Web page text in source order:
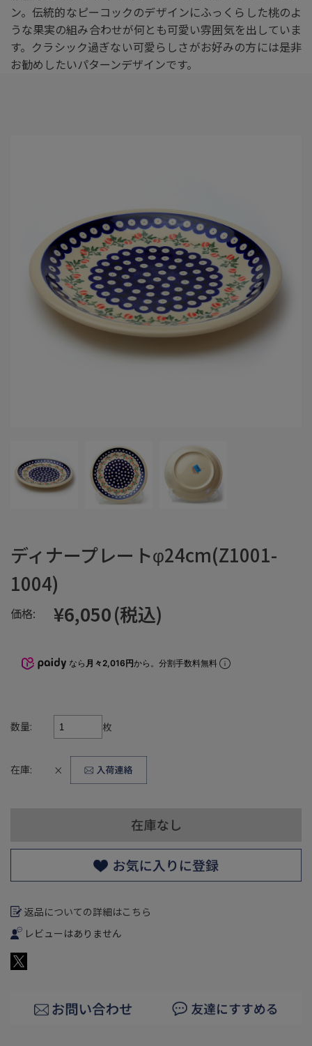
ン。伝統的なピーコックのデザインにふっくらした桃のよ
うな果実の組み合わせが何とも可愛い雰囲気を出していま
す。クラシック過ぎない可愛らしさがお好みの方には是非
お勧めしたいパターンデザインです。
ディナープレートφ24cm(Z1001-
1004)
価格: ¥6,050(税込)
なら 月々2,016円から。分割手数料無料
数量: 枚
在庫: ×
返品についての詳細はこちら
レビューはありません